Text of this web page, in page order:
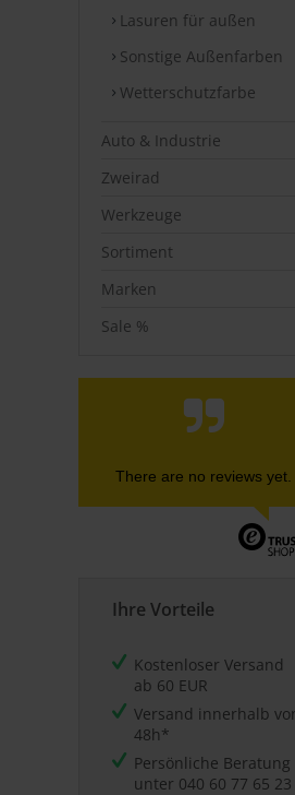
Lasuren für außen
Sonstige Außenfarben
Wetterschutzfarbe
Auto & Industrie
Zweirad
Werkzeuge
Sortiment
Marken
Sale %
There are no reviews yet.
Ihre Vorteile
Kostenloser Versand
ab 60 EUR
Versand innerhalb
48h*
Persönliche Beratung
unter 040 60 77 65 23